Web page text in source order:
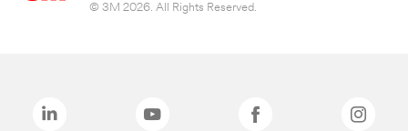
© 3M 2026. All Rights Reserved.